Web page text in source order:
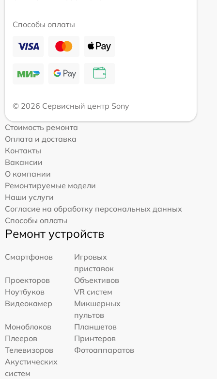
Способы оплаты
© 2026 Сервисный центр Sony
Стоимость ремонта
Оплата и доставка
Контакты
Вакансии
О компании
Ремонтируемые модели
Наши услуги
Согласие на обработку персональных данных
Способы оплаты
Ремонт устройств
Смартфонов
Игровых
приставок
Проекторов
Объективов
Ноутбуков
VR систем
Видеокамер
Микшерных
пультов
Моноблоков
Планшетов
Плееров
Принтеров
Телевизоров
Фотоаппаратов
Акустических
систем